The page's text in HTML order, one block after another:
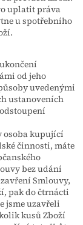
uplatit práva
u spotřebního
od jeho
uvedenými
ustanoveních
osoba kupující
činnosti, máte
bez udání
Smlouvy,
pak do čtrnácti
jsme uzavřeli
kusů Zboží